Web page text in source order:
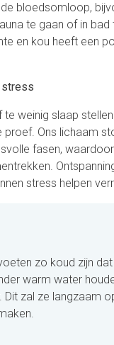
bloedsomloop,
te gaan of in bad
en kou heeft een
stress
weinig slaap
proef. Ons lichaam
fasen,
stress helpen
zo koud zijn
warm water
Dit zal ze langzaam